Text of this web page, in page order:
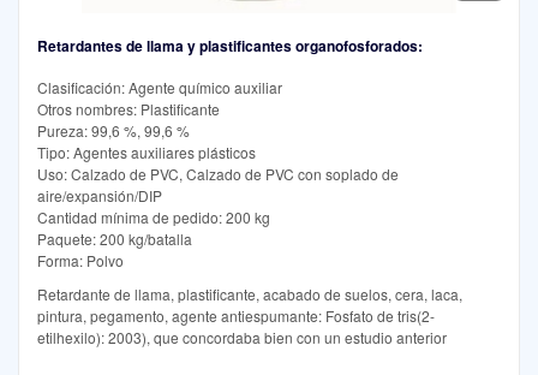
Retardantes de llama y plastificantes organofosforados:
Clasificación: Agente químico auxiliar
Otros nombres: Plastificante
Pureza: 99,6 %, 99,6 %
Tipo: Agentes auxiliares plásticos
Uso: Calzado de PVC, Calzado de PVC con soplado de
aire/expansión/DIP
Cantidad mínima de pedido: 200 kg
Paquete: 200 kg/batalla
Forma: Polvo
Retardante de llama, plastificante, acabado de suelos, cera, laca,
pintura, pegamento, agente antiespumante: Fosfato de tris(2-
etilhexilo): 2003), que concordaba bien con un estudio anterior